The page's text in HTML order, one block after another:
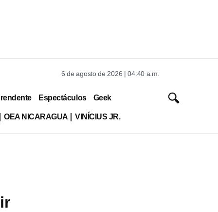
6 de agosto de 2026 | 04:40 a.m.
Espectáculos Geek
OEA NICARAGUA VINÍCIUS JR.